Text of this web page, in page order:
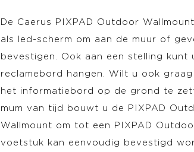
De Caerus PIXPAD Outdoor
als led-scherm om aan de muur of
bevestigen. Ook aan een stelling kunt
reclamebord hangen. Wilt u ook
het informatiebord op de grond te
mum van tijd bouwt u de PIXPAD
Wallmount om tot een PIXPAD
voetstuk kan eenvoudig bevestigd